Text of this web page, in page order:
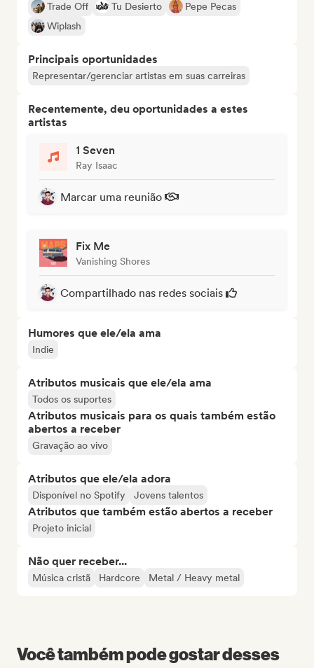
Trade Off
Tu Desierto
Pepe Pecas
Wiplash
Principais oportunidades
Representar/gerenciar artistas em suas carreiras
Recentemente, deu oportunidades a estes
artistas
1 Seven
Ray Isaac
Marcar uma reunião
Fix Me
Vanishing Shores
Compartilhado nas redes sociais
Humores que ele/ela ama
Indie
Atributos musicais que ele/ela ama
Todos os suportes
Atributos musicais para os quais também estão
abertos a receber
Gravação ao vivo
Atributos que ele/ela adora
Disponível no Spotify Jovens talentos
Atributos que também estão abertos a receber
Projeto inicial
Não quer receber...
Música cristã Hardcore Metal / Heavy metal
Você também pode gostar desses